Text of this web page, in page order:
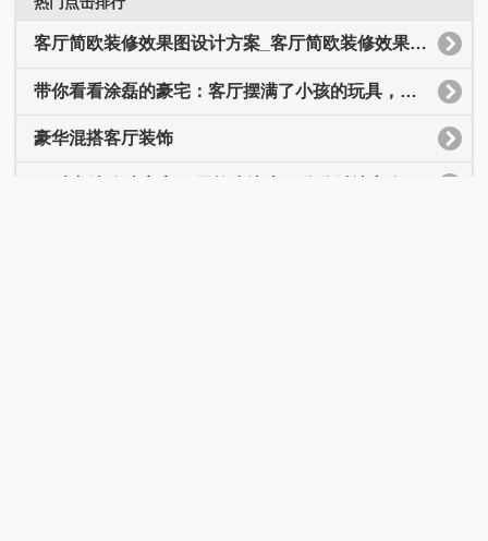
高层入户门怎么选？春天安全门兼顾密闭、隔
存量破局：OUiKE欧客以“确定性”锚定
热点客厅资讯